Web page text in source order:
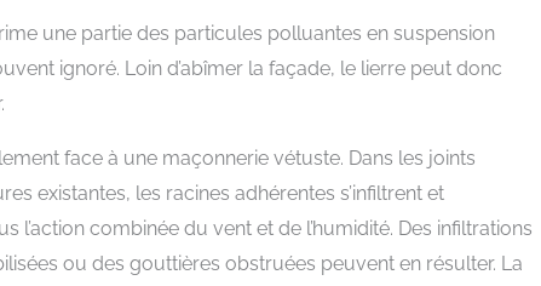
une partie des particules polluantes en suspension
ignoré. Loin d’abîmer la façade, le lierre peut donc
face à une maçonnerie vétuste. Dans les joints
existantes, les racines adhérentes s’infiltrent et
l’action combinée du vent et de l’humidité. Des infiltrations
ou des gouttières obstruées peuvent en résulter. La